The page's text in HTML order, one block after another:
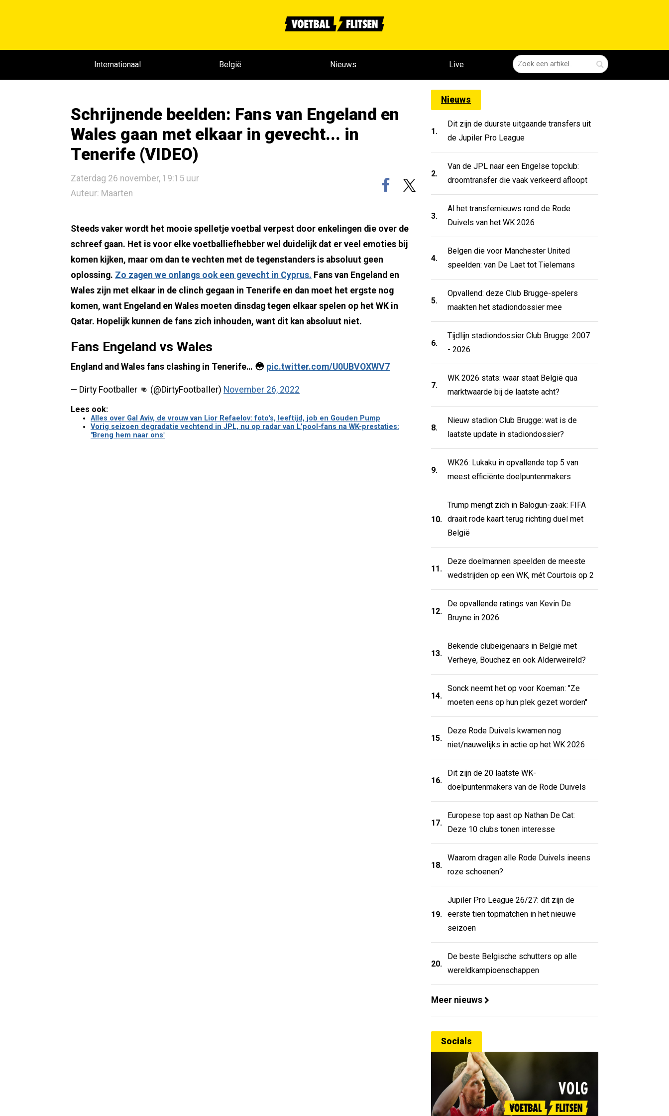
Internationaal België Nieuws Live
Schrijnende beelden: Fans van Engeland en
Wales gaan met elkaar in gevecht... in
Tenerife (VIDEO)
Zaterdag 26 november, 19:15 uur
Auteur: Maarten
Steeds vaker wordt het mooie spelletje voetbal verpest door enkelingen die over de
schreef gaan. Het is voor elke voetballiefhebber wel duidelijk dat er veel emoties bij
komen kijken, maar om dan te vechten met de tegenstanders is absoluut geen
oplossing. Zo zagen we onlangs ook een gevecht in Cyprus. Fans van Engeland en
Wales zijn met elkaar in de clinch gegaan in Tenerife en dan moet het ergste nog
komen, want Engeland en Wales moeten dinsdag tegen elkaar spelen op het WK in
Qatar. Hopelijk kunnen de fans zich inhouden, want dit kan absoluut niet.
Fans Engeland vs Wales
England and Wales fans clashing in Tenerife… 😳 pic.twitter.com/U0UBVOXWV7
— Dirty Footballer 👊 (@DirtyFootbaIIer) November 26, 2022
Lees ook:
Alles over Gal Aviv, de vrouw van Lior Refaelov: foto's, leeftijd, job en Gouden Pump
Vorig seizoen degradatie vechtend in JPL, nu op radar van L’pool-fans na WK-prestaties:
"Breng hem naar ons"
Nieuws
1.
Dit zijn de duurste uitgaande transfers uit
de Jupiler Pro League
2.
Van de JPL naar een Engelse topclub:
droomtransfer die vaak verkeerd afloopt
3.
Al het transfernieuws rond de Rode
Duivels van het WK 2026
4.
Belgen die voor Manchester United
speelden: van De Laet tot Tielemans
5.
Opvallend: deze Club Brugge-spelers
maakten het stadiondossier mee
6.
Tijdlijn stadiondossier Club Brugge: 2007
- 2026
7.
WK 2026 stats: waar staat België qua
marktwaarde bij de laatste acht?
8.
Nieuw stadion Club Brugge: wat is de
laatste update in stadiondossier?
9.
WK26: Lukaku in opvallende top 5 van
meest efficiënte doelpuntenmakers
10.
Trump mengt zich in Balogun-zaak: FIFA
draait rode kaart terug richting duel met
België
11.
Deze doelmannen speelden de meeste
wedstrijden op een WK, mét Courtois op 2
12.
De opvallende ratings van Kevin De
Bruyne in 2026
13.
Bekende clubeigenaars in België met
Verheye, Bouchez en ook Alderweireld?
14.
Sonck neemt het op voor Koeman: "Ze
moeten eens op hun plek gezet worden"
15.
Deze Rode Duivels kwamen nog
niet/nauwelijks in actie op het WK 2026
16.
Dit zijn de 20 laatste WK-
doelpuntenmakers van de Rode Duivels
17.
Europese top aast op Nathan De Cat:
Deze 10 clubs tonen interesse
18.
Waarom dragen alle Rode Duivels ineens
roze schoenen?
19.
Jupiler Pro League 26/27: dit zijn de
eerste tien topmatchen in het nieuwe
seizoen
20.
De beste Belgische schutters op alle
wereldkampioenschappen
Meer nieuws
Socials